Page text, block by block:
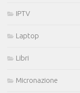
IPTV
Laptop
Libri
Micronazione